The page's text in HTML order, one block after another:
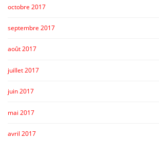
octobre 2017
septembre 2017
août 2017
juillet 2017
juin 2017
mai 2017
avril 2017